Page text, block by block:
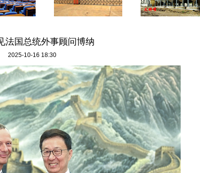
法国总统外事顾问博纳
2025-10-16 18:30